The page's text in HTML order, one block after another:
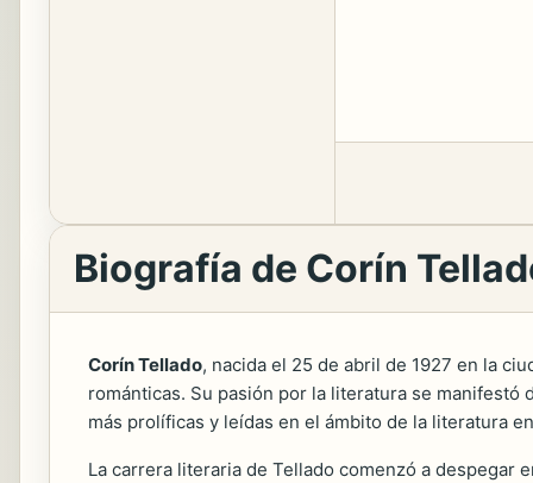
Biografía de Corín
Corín Tellado, nacida el 25 de abril de 1927 en la
románticas. Su pasión por la literatura se
más prolíficas y leídas en el ámbito de la literatura
La carrera literaria de Tellado comenzó a despegar